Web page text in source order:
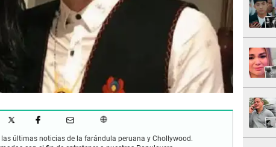
últimas noticias de la farándula peruana y Chollywood.